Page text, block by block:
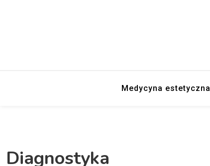
Medycyna estetyczna
Diagnostyka